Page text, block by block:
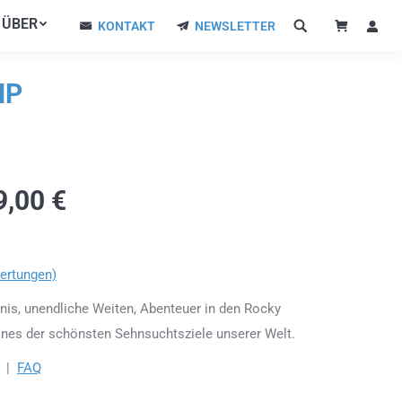
ÜBER KONTAKT NEWSLETTER
€
unendliche Weiten, Abenteuer in den Rocky
der schönsten Sehnsuchtsziele unserer Welt.
| FAQ
ÜBER KONTAKT NEWSLETTER